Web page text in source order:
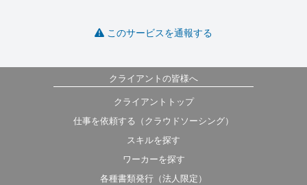
このサービスを通報する
クライアントの皆様へ
クライアントトップ
仕事を依頼する（クラウドソーシング）
スキルを探す
ワーカーを探す
各種書類発行（法人限定）